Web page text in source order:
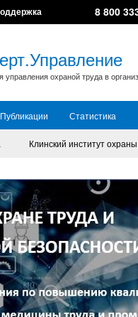
8 800
охраной труда в
Публикации Статистика
Клинский институт